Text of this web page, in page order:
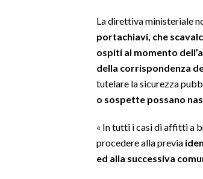
La direttiva ministeriale
portachiavi, che
ospiti al momento
della corrispondenza
tutelare la sicurezza
o sospette possano
« In tutti i casi di affitti a
procedere alla previa
ed alla successiva